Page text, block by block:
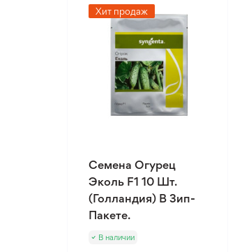
Хит продаж
Семена Огурец
Эколь F1 10 Шт.
(Голландия) В Зип-
Пакете.
В наличии